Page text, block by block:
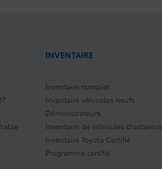
INVENTAIRE
Inventaire complet
Inventaire véhicules neufs
Démonstrateurs
Inventaire de véhicules d’occasion
Inventaire Toyota Certifié
Programme certifié